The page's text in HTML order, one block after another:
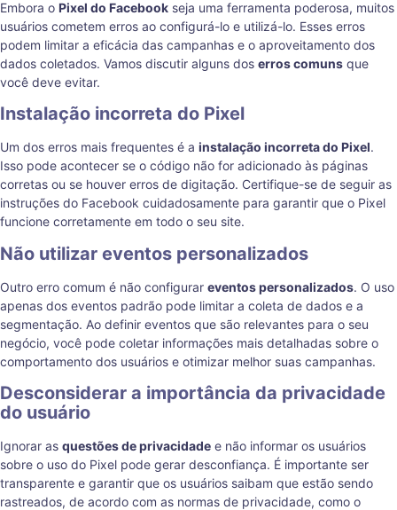
Embora o Pixel do Facebook seja uma ferramenta poderosa, muitos
usuários cometem erros ao configurá-lo e utilizá-lo. Esses erros
podem limitar a eficácia das campanhas e o aproveitamento dos
dados coletados. Vamos discutir alguns dos erros comuns que
você deve evitar.
Instalação incorreta do Pixel
Um dos erros mais frequentes é a instalação incorreta do Pixel.
Isso pode acontecer se o código não for adicionado às páginas
corretas ou se houver erros de digitação. Certifique-se de seguir as
instruções do Facebook cuidadosamente para garantir que o Pixel
funcione corretamente em todo o seu site.
Não utilizar eventos personalizados
Outro erro comum é não configurar eventos personalizados. O uso
apenas dos eventos padrão pode limitar a coleta de dados e a
segmentação. Ao definir eventos que são relevantes para o seu
negócio, você pode coletar informações mais detalhadas sobre o
comportamento dos usuários e otimizar melhor suas campanhas.
Desconsiderar a importância da privacidade
do usuário
Ignorar as questões de privacidade e não informar os usuários
sobre o uso do Pixel pode gerar desconfiança. É importante ser
transparente e garantir que os usuários saibam que estão sendo
rastreados, de acordo com as normas de privacidade, como o